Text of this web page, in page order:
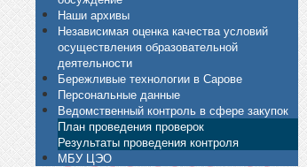
Наши архивы
Независимая оценка качества условий
осуществления образовательной
деятельности
Бережливые технологии в Сарове
Персональные данные
Ведомственный контроль в сфере закупок
План проведения проверок
Результаты проведения контроля
МБУ ЦЭО